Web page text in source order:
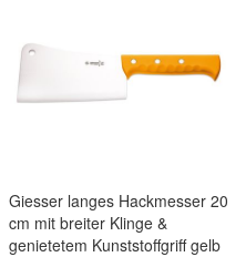
Giesser langes Hackmesser 20
cm mit breiter Klinge &
genietetem Kunststoffgriff gelb